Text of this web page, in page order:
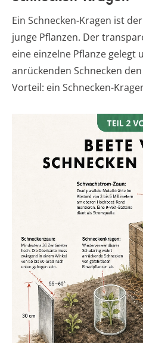
Ein Schnecken-Kragen ist
junge Pflanzen. Der
eine einzelne Pflanze gelegt
anrückenden Schnecken
Vorteil: ein Schnecken-